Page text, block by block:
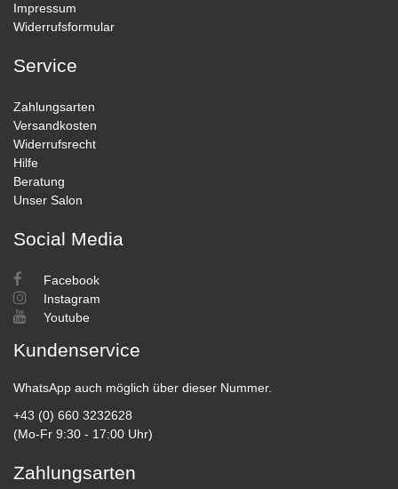
Impressum
Widerrufsformular
Service
Zahlungsarten
Versandkosten
Widerrufsrecht
Hilfe
Beratung
Unser Salon
Social Media
Facebook
Instagram
Youtube
Kundenservice
WhatsApp auch möglich über dieser Nummer.
+43 (0) 660 3232628
(Mo-Fr 9:30 - 17:00 Uhr)
Zahlungsarten